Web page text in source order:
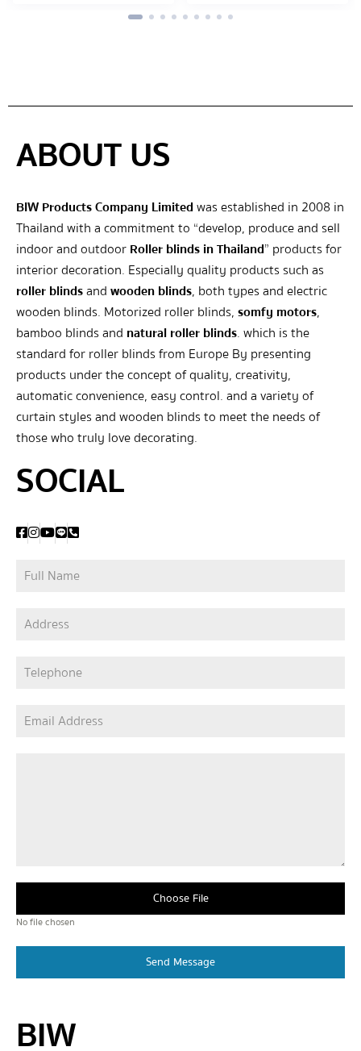
ABOUT US
BIW Products Company Limitedwas established in 2008 in
Thailand with a commitment to “develop, produce and sell
indoor and outdoorRoller blinds in Thailand” products for
interior decoration. Especially quality products such as
roller blindsandwooden blinds, both types and electric
wooden blinds. Motorized roller blinds,somfy motors,
bamboo blinds and natural roller blinds. which is the
standard for roller blinds from Europe By presenting
products under the concept of quality, creativity,
automatic convenience, easy control. and a variety of
curtain styles and wooden blinds to meet the needs of
those who truly love decorating.
SOCIAL
Choose File
No file chosen
Send Message
BIW